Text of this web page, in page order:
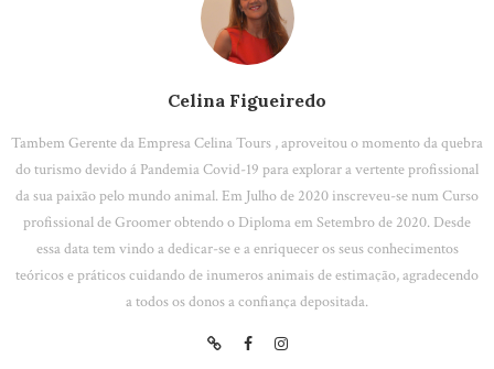
Celina Figueiredo
Tambem Gerente da Empresa Celina Tours , aproveitou o momento da quebra
do turismo devido á Pandemia Covid-19 para explorar a vertente profissional
da sua paixão pelo mundo animal. Em Julho de 2020 inscreveu-se num Curso
profissional de Groomer obtendo o Diploma em Setembro de 2020. Desde
essa data tem vindo a dedicar-se e a enriquecer os seus conhecimentos
teóricos e práticos cuidando de inumeros animais de estimação, agradecendo
a todos os donos a confiança depositada.